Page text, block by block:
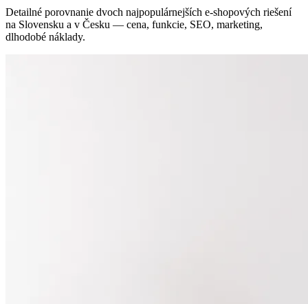
Detailné porovnanie dvoch najpopulárnejších e-shopových riešení
na Slovensku a v Česku — cena, funkcie, SEO, marketing,
dlhodobé náklady.